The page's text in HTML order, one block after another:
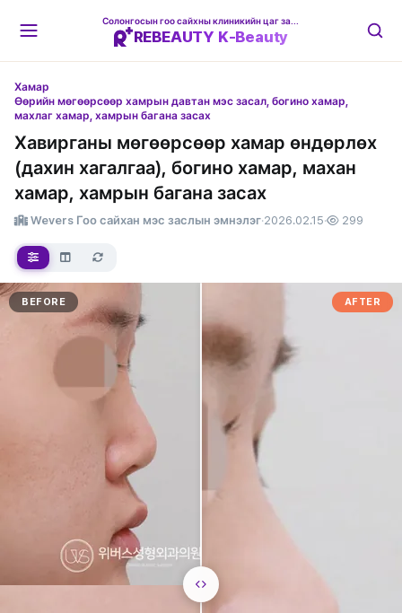
REBEAUTY K-Beauty
Хамар
Өөрийн мөгөөрсөөр хамрын давтан мэс засал, богино хамар,
махлаг хамар, хамрын багана засах
Хавирганы мөгөөрсөөр хамар өндөрлөх
(дахин хагалгаа), богино хамар, махан
хамар, хамрын багана засах
Wevers Гоо сайхан мэс заслын эмнэлэг·2026.02.15· 299
AFTER
BEFORE